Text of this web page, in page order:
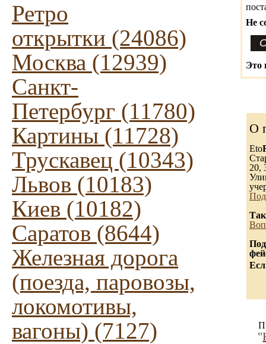
Ретро
открытки (24086)
Москва (12939)
Санкт-
Петербург (11780)
Картины (11728)
Трускавец (10343)
Львов (10183)
Киев (10182)
Саратов (8644)
Железная дорога
(поезда, паровозы,
локомотивы,
вагоны) (7127)
Не
Это
О
Eto
20,
"